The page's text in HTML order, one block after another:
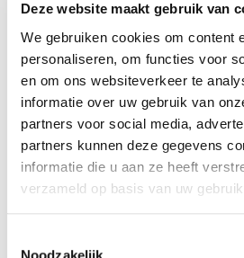
Deze website maakt gebruik van
We gebruiken cookies om content
personaliseren, om functies voor
en om ons websiteverkeer te
informatie over uw gebruik van
partners voor social media,
partners kunnen deze gegevens
informatie die u aan ze heeft
verzameld op basis van uw
veelzijdig te gebruiken in pasta
antipasti, dip en als smaakmaker in
combinatie van Parmigiano
een onvergetelijke
Lees verder
€ 12,95
Niet op